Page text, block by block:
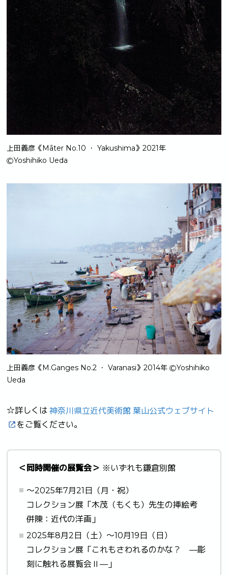
上田義彦《Māter No.10 ・ Yakushima》2021年
ⒸYoshihiko Ueda
上田義彦《M.Ganges No.2 ・ Varanasi》2014年 ⒸYoshihiko
Ueda
☆詳しくは 神奈川県立近代美術館 葉山公式ウェブサイト
をご覧ください。
＜同時開催の展覧会＞ ※いずれも鎌倉別館
～2025年7月21日（月・祝）
コレクション展「木茂（もくも）先生の挿絵考
併陳：近代の洋画」
2025年8月2日（土）～10月19日（日）
コレクション展「これもさわれるのかな？ —彫
刻に触れる展覧会Ⅱ—」